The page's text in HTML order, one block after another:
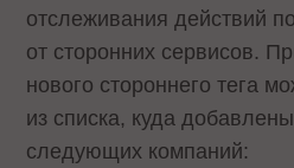
отслеживания действий
от сторонних сервисов.
нового стороннего тега
из списка, куда
следующих компаний: